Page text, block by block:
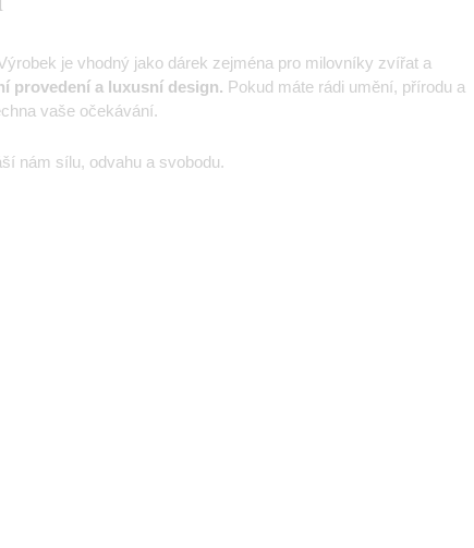
je vhodný jako dárek zejména pro milovníky zvířat a
provedení a luxusní design. Pokud máte rádi umění, přírodu a
vaše očekávání.
nám sílu, odvahu a svobodu.